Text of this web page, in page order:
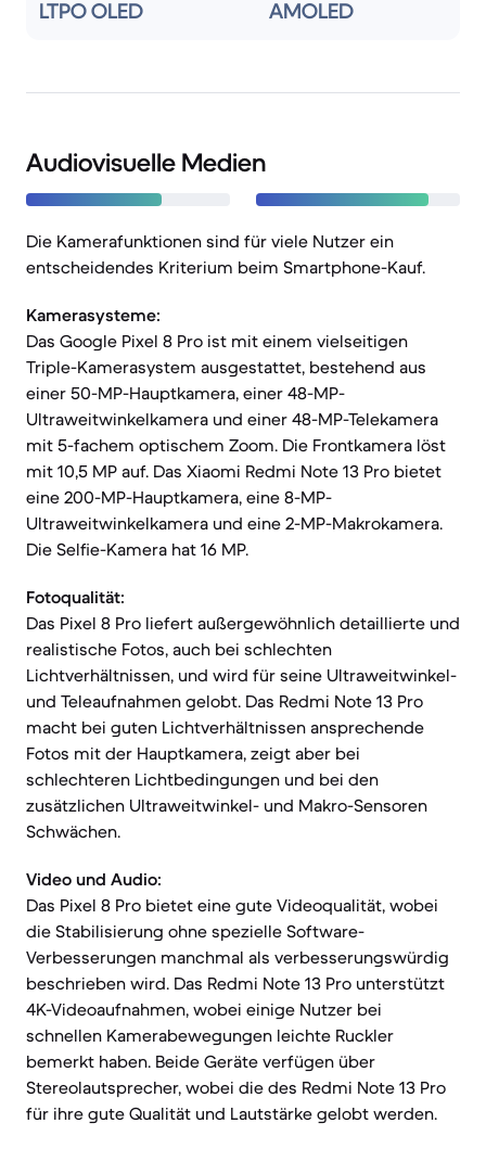
LTPO OLED AMOLED
Audiovisuelle Medien
Die Kamerafunktionen sind für viele Nutzer ein
entscheidendes Kriterium beim Smartphone-Kauf.
Kamerasysteme:
Das Google Pixel 8 Pro ist mit einem vielseitigen
Triple-Kamerasystem ausgestattet, bestehend aus
einer 50-MP-Hauptkamera, einer 48-MP-
Ultraweitwinkelkamera und einer 48-MP-Telekamera
mit 5-fachem optischem Zoom. Die Frontkamera löst
mit 10,5 MP auf. Das Xiaomi Redmi Note 13 Pro bietet
eine 200-MP-Hauptkamera, eine 8-MP-
Ultraweitwinkelkamera und eine 2-MP-Makrokamera.
Die Selfie-Kamera hat 16 MP.
Fotoqualität:
Das Pixel 8 Pro liefert außergewöhnlich detaillierte und
realistische Fotos, auch bei schlechten
Lichtverhältnissen, und wird für seine Ultraweitwinkel-
und Teleaufnahmen gelobt. Das Redmi Note 13 Pro
macht bei guten Lichtverhältnissen ansprechende
Fotos mit der Hauptkamera, zeigt aber bei
schlechteren Lichtbedingungen und bei den
zusätzlichen Ultraweitwinkel- und Makro-Sensoren
Schwächen.
Video und Audio:
Das Pixel 8 Pro bietet eine gute Videoqualität, wobei
die Stabilisierung ohne spezielle Software-
Verbesserungen manchmal als verbesserungswürdig
beschrieben wird. Das Redmi Note 13 Pro unterstützt
4K-Videoaufnahmen, wobei einige Nutzer bei
schnellen Kamerabewegungen leichte Ruckler
bemerkt haben. Beide Geräte verfügen über
Stereolautsprecher, wobei die des Redmi Note 13 Pro
für ihre gute Qualität und Lautstärke gelobt werden.